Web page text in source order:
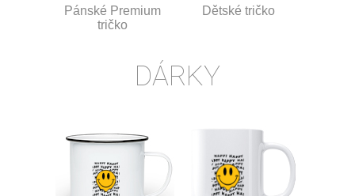
Pánské Premium
tričko
Dětské tričko
DÁRKY